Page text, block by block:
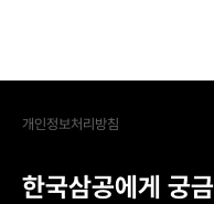
개인정보처리방침
한국삼공에게 궁